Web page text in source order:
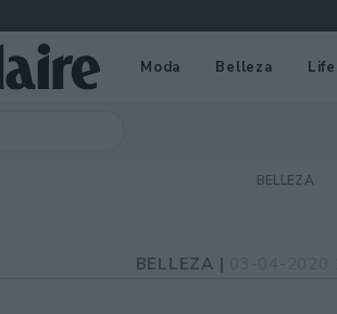
Moda Belleza
BELLEZA
BELLEZA |